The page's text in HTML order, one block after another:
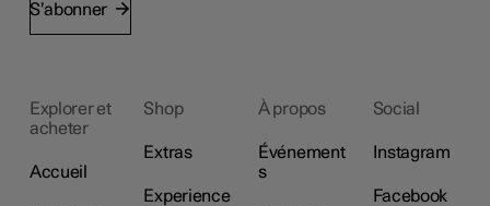
S’abonner
Explorer et
acheter
Accueil
Shop
Extras
Experience
À propos
Événement
s
Social
Instagram
Facebook